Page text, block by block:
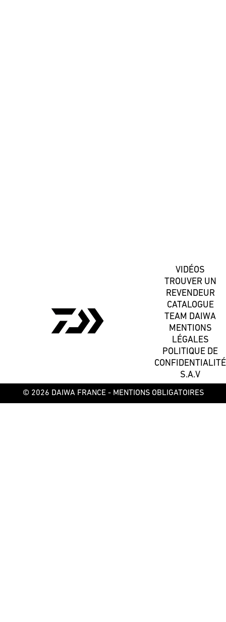
VIDÉOS
TROUVER UN
REVENDEUR
CATALOGUE
TEAM DAIWA
MENTIONS
LÉGALES
POLITIQUE DE
CONFIDENTIALITÉ
S.A.V
© 2026 DAIWA FRANCE - MENTIONS OBLIGATOIRES